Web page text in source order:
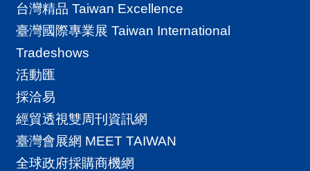
台灣精品 Taiwan Excellence
臺灣國際專業展 Taiwan International
Tradeshows
活動匯
採洽易
經貿透視雙周刊資訊網
臺灣會展網 MEET TAIWAN
全球政府採購商機網